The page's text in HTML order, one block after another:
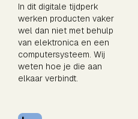
In dit digitale tijdperk
werken producten vaker
wel dan niet met behulp
van elektronica en een
computersysteem. Wij
weten hoe je die aan
elkaar verbindt.